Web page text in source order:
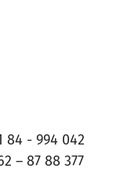
84 - 994 042
– 87 88 377